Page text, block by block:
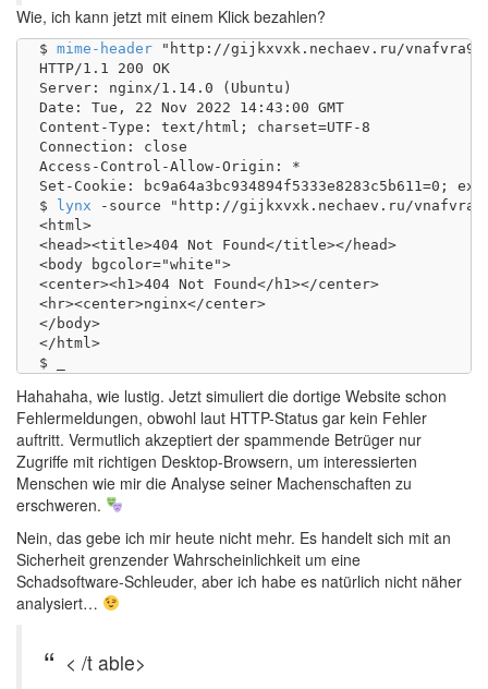
Wie, ich kann jetzt mit einem Klick bezahlen?
$ mime-header "http://gijkxvxk.nechaev.ru/
HTTP/1.1 200 OK
Server: nginx/1.14.0 (Ubuntu)
Date: Tue, 22 Nov 2022 14:43:00 GMT
Content-Type: text/html; charset=UTF-8
Connection: close
Access-Control-Allow-Origin: *
Set-Cookie: bc9a64a3bc934894f5333e8283c5b611=0;
$
lynx -source "http://gijkxvxk.nechaev.ru/
<html>
<head><title>404 Not Found</title></head>
<body bgcolor="white">
<center><h1>404 Not Found</h1></center>
<hr><center>nginx</center>
</body>
</html>
Hahahaha, wie lustig. Jetzt simuliert die dortige Website schon
Fehlermeldungen, obwohl laut HTTP-Status gar kein Fehler
auftritt. Vermutlich akzeptiert der spammende Betrüger nur
Zugriffe mit richtigen Desktop-Browsern, um interessierten
Menschen wie mir die Analyse seiner Machenschaften zu
erschweren.
Nein, das gebe ich mir heute nicht mehr. Es handelt sich mit an
Sicherheit grenzender Wahrscheinlichkeit um eine
Schadsoftware-Schleuder, aber ich habe es natürlich nicht näher
analysiert…
< /t able>